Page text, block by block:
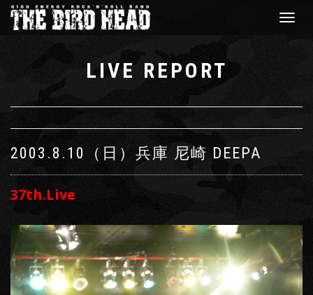
Toggle
LIVE REPORT
2003.8.10（日） 兵庫 尼崎 DEEPA
37th.Live